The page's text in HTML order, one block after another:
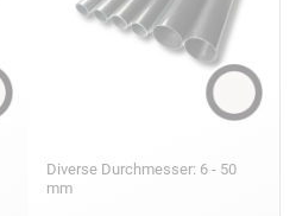
Diverse Durchmesser: 6 - 50
mm